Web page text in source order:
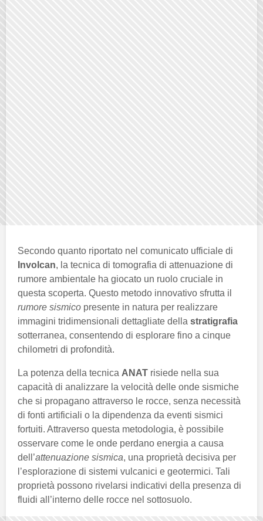
Secondo quanto riportato nel comunicato ufficiale di
Involcan, la tecnica di tomografia di attenuazione di
rumore ambientale ha giocato un ruolo cruciale in
questa scoperta. Questo metodo innovativo sfrutta il
rumore sismico presente in natura per realizzare
immagini tridimensionali dettagliate della stratigrafia
sotterranea, consentendo di esplorare fino a cinque
chilometri di profondità.
La potenza della tecnica ANAT risiede nella sua
capacità di analizzare la velocità delle onde sismiche
che si propagano attraverso le rocce, senza necessità
di fonti artificiali o la dipendenza da eventi sismici
fortuiti. Attraverso questa metodologia, è possibile
osservare come le onde perdano energia a causa
dell’attenuazione sismica, una proprietà decisiva per
l’esplorazione di sistemi vulcanici e geotermici. Tali
proprietà possono rivelarsi indicativi della presenza di
fluidi all’interno delle rocce nel sottosuolo.